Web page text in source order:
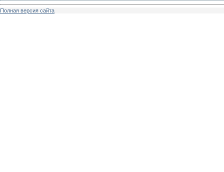
Полная версия сайта